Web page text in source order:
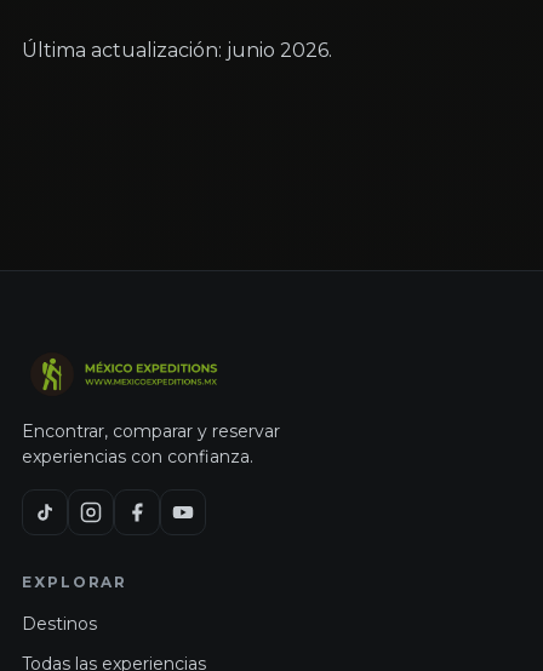
Última actualización: junio 2026.
Encontrar, comparar y reservar
experiencias con confianza.
EXPLORAR
Destinos
Todas las experiencias